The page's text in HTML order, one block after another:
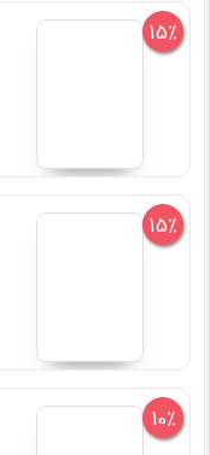
15%
15%
10%